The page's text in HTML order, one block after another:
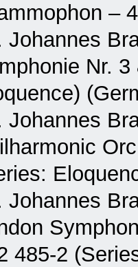
‎–
Johannes
Nr.
Johannes
Johannes
485-2